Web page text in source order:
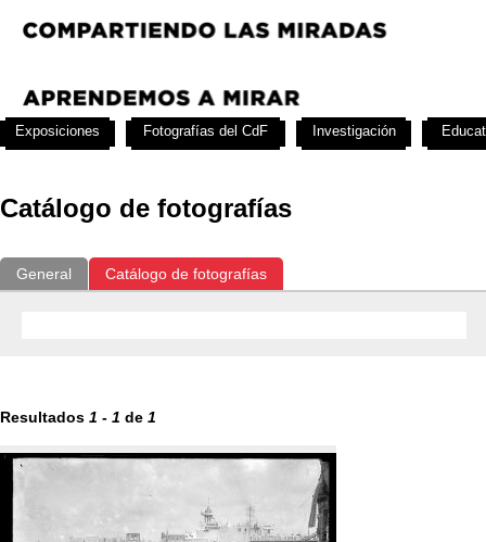
Catálogo de fotografías
General Catálogo de fotografías
Resultados 1 - 1 de 1
Exposiciones Fotografías del CdF Investigación